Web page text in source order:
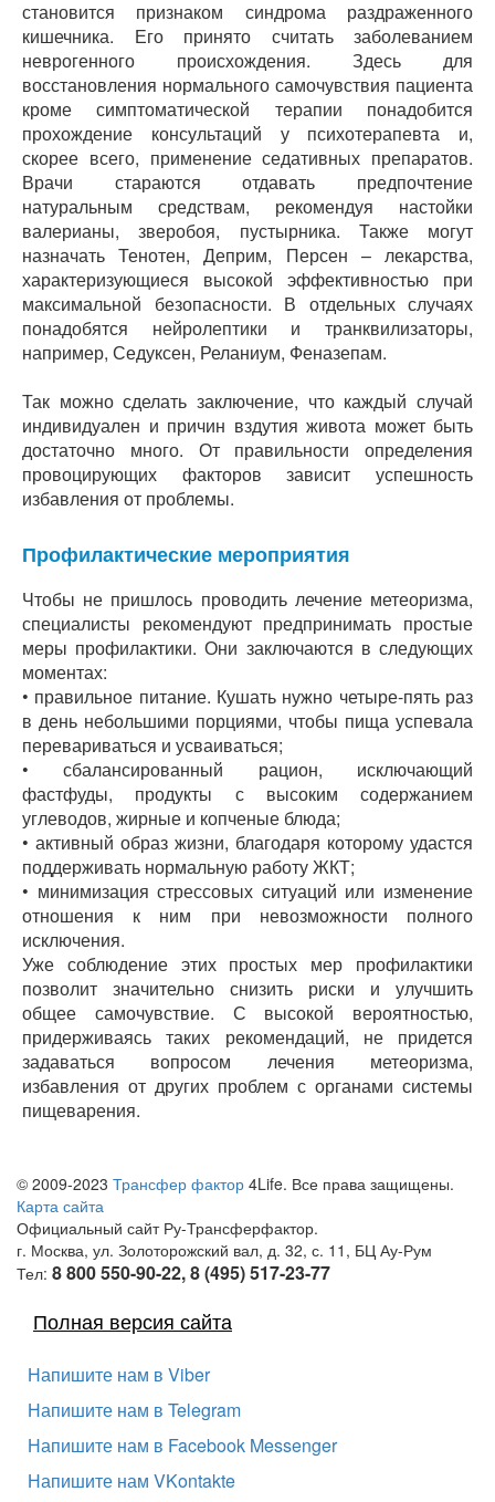
становится признаком синдрома раздраженного
кишечника. Его принято считать заболеванием
неврогенного происхождения. Здесь для
восстановления нормального самочувствия пациента
кроме симптоматической терапии понадобится
прохождение консультаций у психотерапевта и,
скорее всего, применение седативных препаратов.
Врачи стараются отдавать предпочтение
натуральным средствам, рекомендуя настойки
валерианы, зверобоя, пустырника. Также могут
назначать Тенотен, Деприм, Персен – лекарства,
характеризующиеся высокой эффективностью при
максимальной безопасности. В отдельных случаях
понадобятся нейролептики и транквилизаторы,
например, Седуксен, Реланиум, Феназепам.
Так можно сделать заключение, что каждый случай
индивидуален и причин вздутия живота может быть
достаточно много. От правильности определения
провоцирующих факторов зависит успешность
избавления от проблемы.
Профилактические мероприятия
Чтобы не пришлось проводить лечение метеоризма,
специалисты рекомендуют предпринимать простые
меры профилактики. Они заключаются в следующих
моментах:
• правильное питание. Кушать нужно четыре-пять раз
в день небольшими порциями, чтобы пища успевала
перевариваться и усваиваться;
• сбалансированный рацион, исключающий
фастфуды, продукты с высоким содержанием
углеводов, жирные и копченые блюда;
• активный образ жизни, благодаря которому удастся
поддерживать нормальную работу ЖКТ;
• минимизация стрессовых ситуаций или изменение
отношения к ним при невозможности полного
исключения.
Уже соблюдение этих простых мер профилактики
позволит значительно снизить риски и улучшить
общее самочувствие. С высокой вероятностью,
придерживаясь таких рекомендаций, не придется
задаваться вопросом лечения метеоризма,
избавления от других проблем с органами системы
пищеварения.
© 2009-2023 Трансфер фактор 4Life. Все права защищены.
Карта сайта
Официальный сайт Ру-Трансферфактор.
г. Москва, ул. Золоторожский вал, д. 32, с. 11, БЦ Ау-Рум
Тел: 8 800 550-90-22, 8 (495) 517-23-77
Полная версия сайта
Напишите нам в Viber
Напишите нам в Telegram
Напишите нам в Facebook Messenger
Напишите нам VKontakte